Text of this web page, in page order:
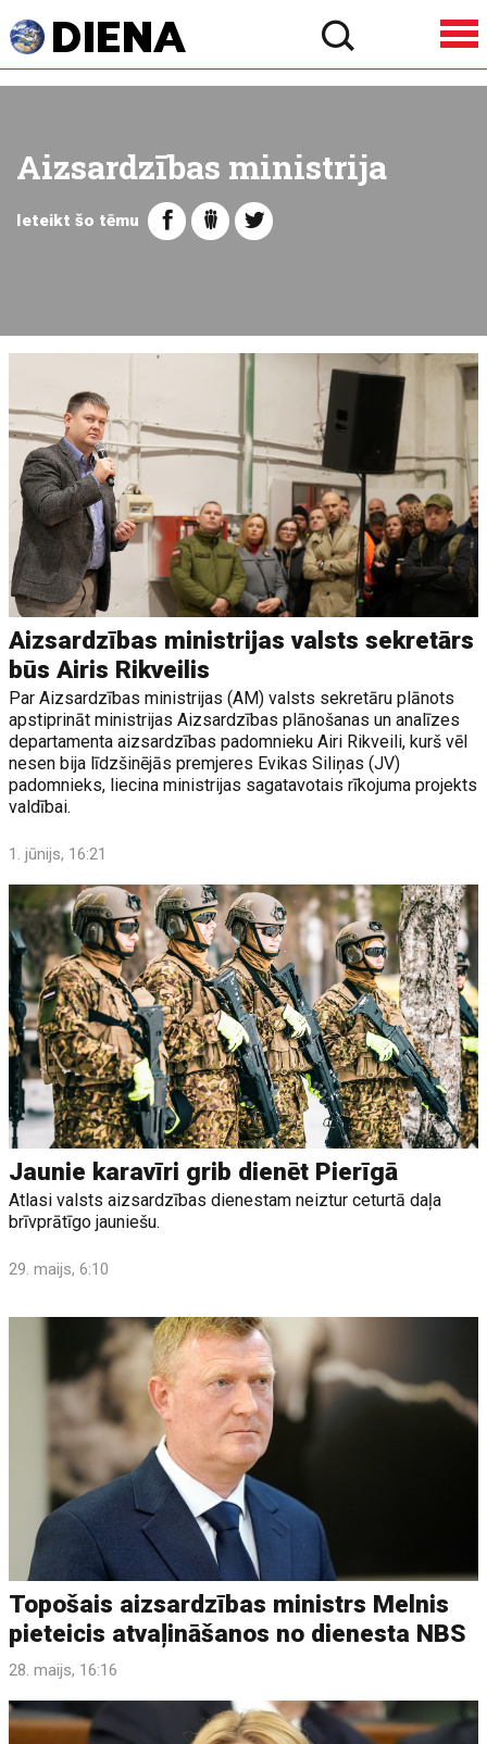
Aizsardzības ministrija
Ieteikt šo tēmu
Aizsardzības ministrijas valsts sekretārs
būs Airis Rikveilis
Par Aizsardzības ministrijas (AM) valsts sekretāru plānots
apstiprināt ministrijas Aizsardzības plānošanas un analīzes
departamenta aizsardzības padomnieku Airi Rikveili, kurš vēl
nesen bija līdzšinējās premjeres Evikas Siliņas (JV)
padomnieks, liecina ministrijas sagatavotais rīkojuma projekts
valdībai.
1. jūnijs, 16:21
Jaunie karavīri grib dienēt Pierīgā
Atlasi valsts aizsardzības dienestam neiztur ceturtā daļa
brīvprātīgo jauniešu.
29. maijs, 6:10
Topošais aizsardzības ministrs Melnis
pieteicis atvaļināšanos no dienesta NBS
28. maijs, 16:16